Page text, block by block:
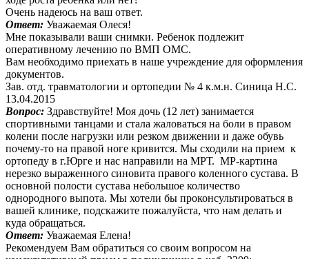
Очень надеюсь на ваш ответ.
Ответ: Уважаемая Олеся!
Мне показывали ваши снимки. Ребенок подлежит
оперативному лечению по ВМП ОМС.
Вам необходимо приехать в наше учреждение для оформления
документов.
Зав. отд. травматологии и ортопедии № 4 к.м.н. Синица Н.С.
13.04.2015
Вопрос: Здравствуйте! Моя дочь (12 лет) занимается
спортивными танцами и стала жаловаться на боли в правом
колени после нагрузки или резком движении и даже обувь
почему-то на правой ноге кривится. Мы сходили на прием к
ортопеду в г.Юрге и нас направили на МРТ. МР-картина
нерезко выраженного синовита правого коленного сустава. В
основной полости сустава небольшое количество
однородного выпота. Мы хотели бы проконсультироваться в
вашей клинике, подскажите пожалуйста, что нам делать и
куда обращаться.
Ответ: Уважаемая Елена!
Рекомендуем Вам обратиться со своим вопросом на